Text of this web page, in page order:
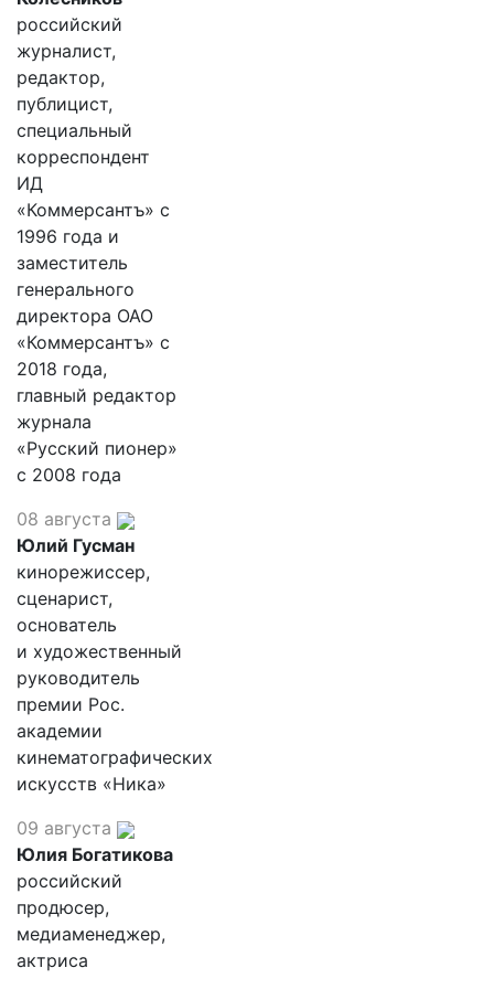
российский
журналист,
редактор,
публицист,
специальный
корреспондент
ИД
«Коммерсантъ» с
1996 года и
заместитель
генерального
директора ОАО
«Коммерсантъ» с
2018 года,
главный редактор
журнала
«Русский пионер»
с 2008 года
08 августа
Юлий Гусман
кинорежиссер,
сценарист,
основатель
и художественный
руководитель
премии Рос.
академии
кинематографических
искусств «Ника»
09 августа
Юлия Богатикова
российский
продюсер,
медиаменеджер,
актриса